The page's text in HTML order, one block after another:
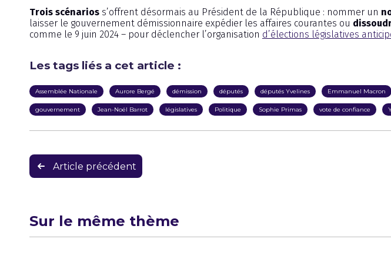
Trois scénarios s’offrent désormais au Président de la République : nommer un
laisser le gouvernement démissionnaire expédier les affaires courantes ou
comme le 9 juin 2024 – pour déclencher l’organisation d’élections législatives
Les tags liés a cet article :
Assemblée Nationale Aurore Bergé démission députés députés Yvelines Emmanuel Macron
gouvernement Jean-Noël Barrot législatives Politique Sophie Primas vote de confiance
Navigation
de
Article précédent
Sur le même thème